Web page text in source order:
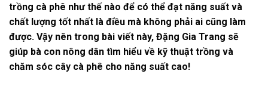
trồng cà phê như thế nào để có thể đạt năng suất và
chất lượng tốt nhất là điều mà không phải ai cũng làm
được. Vậy nên trong bài viết này, Đặng Gia Trang sẽ
giúp bà con nông dân tìm hiểu về kỹ thuật trồng và
chăm sóc cây cà phê cho năng suất cao!